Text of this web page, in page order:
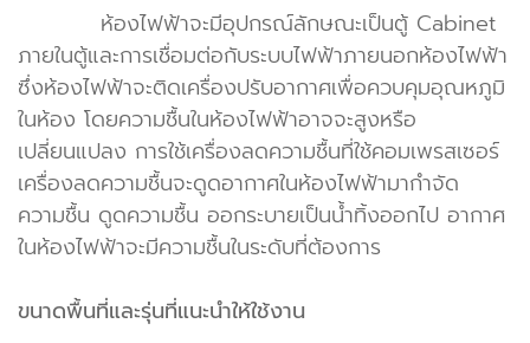
ห้องไฟฟ้าจะมีอุปกรณ์ลักษณะเป็นตู้ Cabinet
ภายในตู้และการเชื่อมต่อกับระบบไฟฟ้าภายนอกห้องไฟฟ้า
ซึ่งห้องไฟฟ้าจะติดเครื่องปรับอากาศเพื่อควบคุมอุณหภูมิ
ในห้อง โดยความชื้นในห้องไฟฟ้าอาจจะสูงหรือ
เปลี่ยนแปลง การใช้เครื่องลดความชื้นที่ใช้คอมเพรสเซอร์
เครื่องลดความชื้นจะดูดอากาศในห้องไฟฟ้ามากำจัด
ความชื้น ดูดความชื้น ออกระบายเป็นน้ำทิ้งออกไป อากาศ
ในห้องไฟฟ้าจะมีความชื้นในระดับที่ต้องการ
ขนาดพื้นที่และรุ่นที่แนะนำให้ใช้งาน